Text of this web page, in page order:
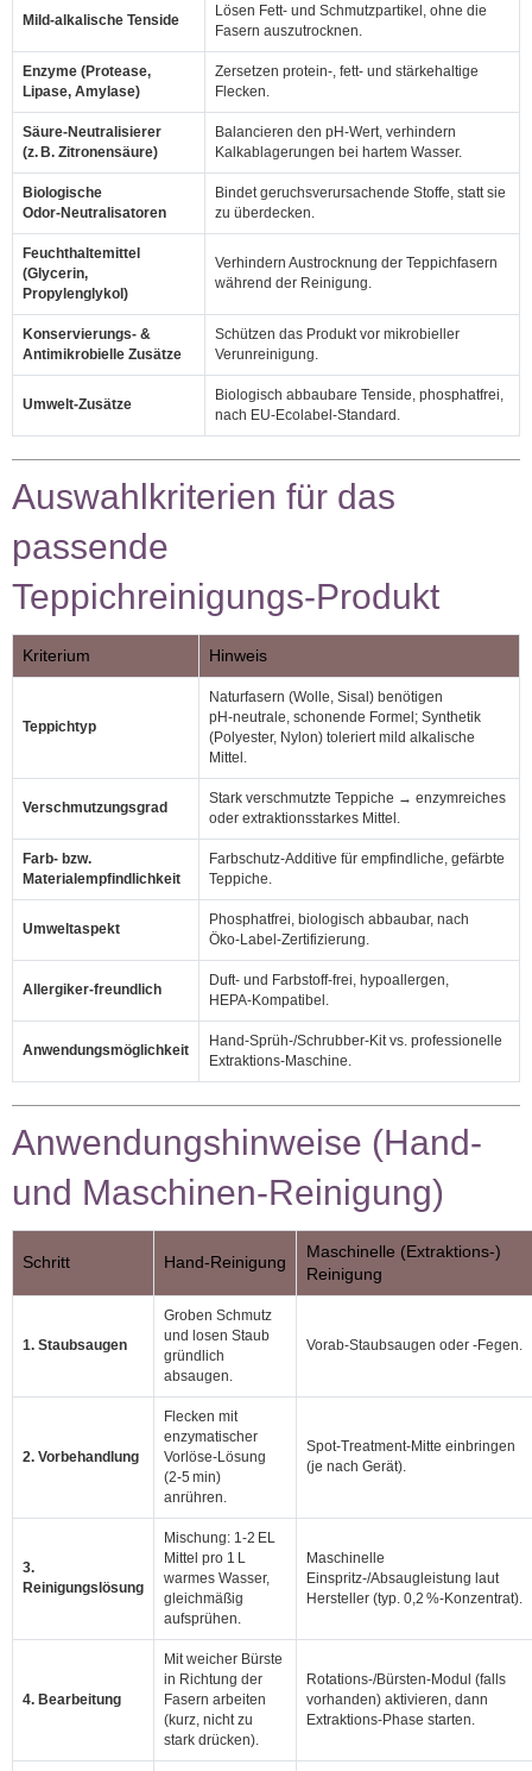
Mild‑alkalische Tenside
Lösen Fett‑ und Schmutzpartikel, ohne die
Fasern auszutrocknen.
Enzyme (Protease,
Lipase, Amylase)
Zersetzen protein‑, fett‑ und stärkehaltige
Flecken.
Säure‑Neutralisierer
(z. B. Zitronensäure)
Balancieren den pH‑Wert, verhindern
Kalkablagerungen bei hartem Wasser.
Biologische
Odor‑Neutralisatoren
Bindet geruchsverursachende Stoffe, statt sie
zu überdecken.
Feuchthaltemittel
(Glycerin,
Propylenglykol)
Verhindern Austrocknung der Teppichfasern
während der Reinigung.
Konservierungs‑ &
Antimikrobielle Zusätze
Schützen das Produkt vor mikrobieller
Verunreinigung.
Umwelt‑Zusätze
Biologisch abbaubare Tenside, phosphatfrei,
nach EU‑Ecolabel‑Standard.
Auswahlkriterien für das
passende
Teppichreinigungs‑Produkt
Kriterium Hinweis
Teppichtyp
Naturfasern (Wolle, Sisal) benötigen
pH‑neutrale, schonende Formel; Synthetik
(Polyester, Nylon) toleriert mild alkalische
Mittel.
Verschmutzungsgrad
Stark verschmutzte Teppiche → enzymreiches
oder extraktionsstarkes Mittel.
Farb- bzw.
Materialempfindlichkeit
Farbschutz‑Additive für empfindliche, gefärbte
Teppiche.
Umweltaspekt
Phosphatfrei, biologisch abbaubar, nach
Öko‑Label‑Zertifizierung.
Allergiker‑freundlich
Duft‑ und Farbstoff‑frei, hypoallergen,
HEPA‑Kompatibel.
Anwendungsmöglichkeit
Hand‑Sprüh‑/Schrubber‑Kit vs. professionelle
Extraktions‑Maschine.
Anwendungshinweise (Hand‑
und Maschinen‑Reinigung)
Schritt Hand‑Reinigung
Maschinelle (Extraktions‑)
Reinigung
1. Staubsaugen
Groben Schmutz
und losen Staub
gründlich
absaugen.
Vorab‑Staubsaugen oder -Fegen.
2. Vorbehandlung
Flecken mit
enzymatischer
Vorlöse‑Lösung
(2‑5 min)
anrühren.
Spot‑Treatment‑Mitte einbringen
(je nach Gerät).
3.
Reinigungslösung
Mischung: 1‑2 EL
Mittel pro 1 L
warmes Wasser,
gleichmäßig
aufsprühen.
Maschinelle
Einspritz‑/Absaugleistung laut
Hersteller (typ. 0,2 %‑Konzentrat).
4. Bearbeitung
Mit weicher Bürste
in Richtung der
Fasern arbeiten
(kurz, nicht zu
stark drücken).
Rotations‑/Bürsten‑Modul (falls
vorhanden) aktivieren, dann
Extraktions‑Phase starten.